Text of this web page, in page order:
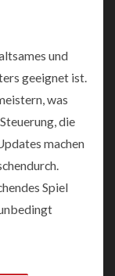
und
geeignet ist.
was
die
machen
Spiel